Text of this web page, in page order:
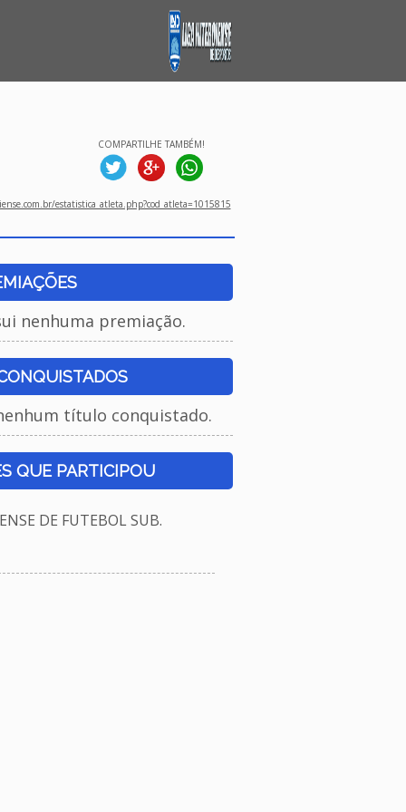
COMPARTILHE TAMBÉM!
estatistica_atleta.php?cod_atleta=1015815
nenhuma premiação.
título conquistado.
QUE PARTICIPOU
DE FUTEBOL SUB.